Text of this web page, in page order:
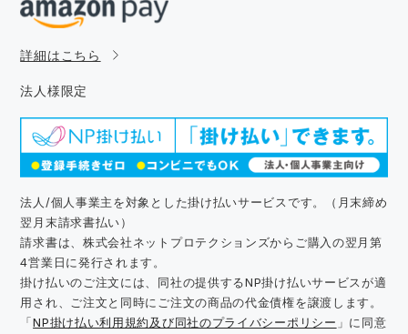
詳細はこちら
法人様限定
法人/個人事業主を対象とした掛け払いサービスです。（月末締め
翌月末請求書払い）
請求書は、株式会社ネットプロテクションズからご購入の翌月第
4営業日に発行されます。
掛け払いのご注文には、同社の提供するNP掛け払いサービスが適
用され、ご注文と同時にご注文の商品の代金債権を譲渡します。
「NP掛け払い利用規約及び同社のプライバシーポリシー 」に同意